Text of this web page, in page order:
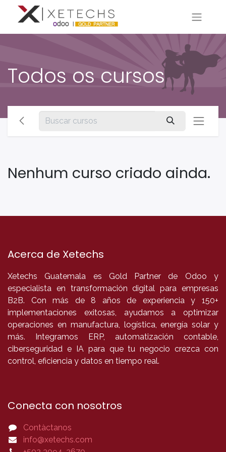
Todos os cursos
Nenhum curso criado ainda.
Acerca de Xetechs
Xetechs Guatemala es Gold Partner de Odoo y
especialista en transformación digital para empresas
B2B. Con más de 8 años de experiencia y 150+
implementaciones exitosas, ayudamos a optimizar
operaciones en manufactura, logística, energía solar y
más. Integramos ERP, automatización contable,
ciberseguridad e IA para que tu negocio crezca con
control, eficiencia y datos en tiempo real.
Conecta con nosotros
Contàctanos
info@xetechs.com